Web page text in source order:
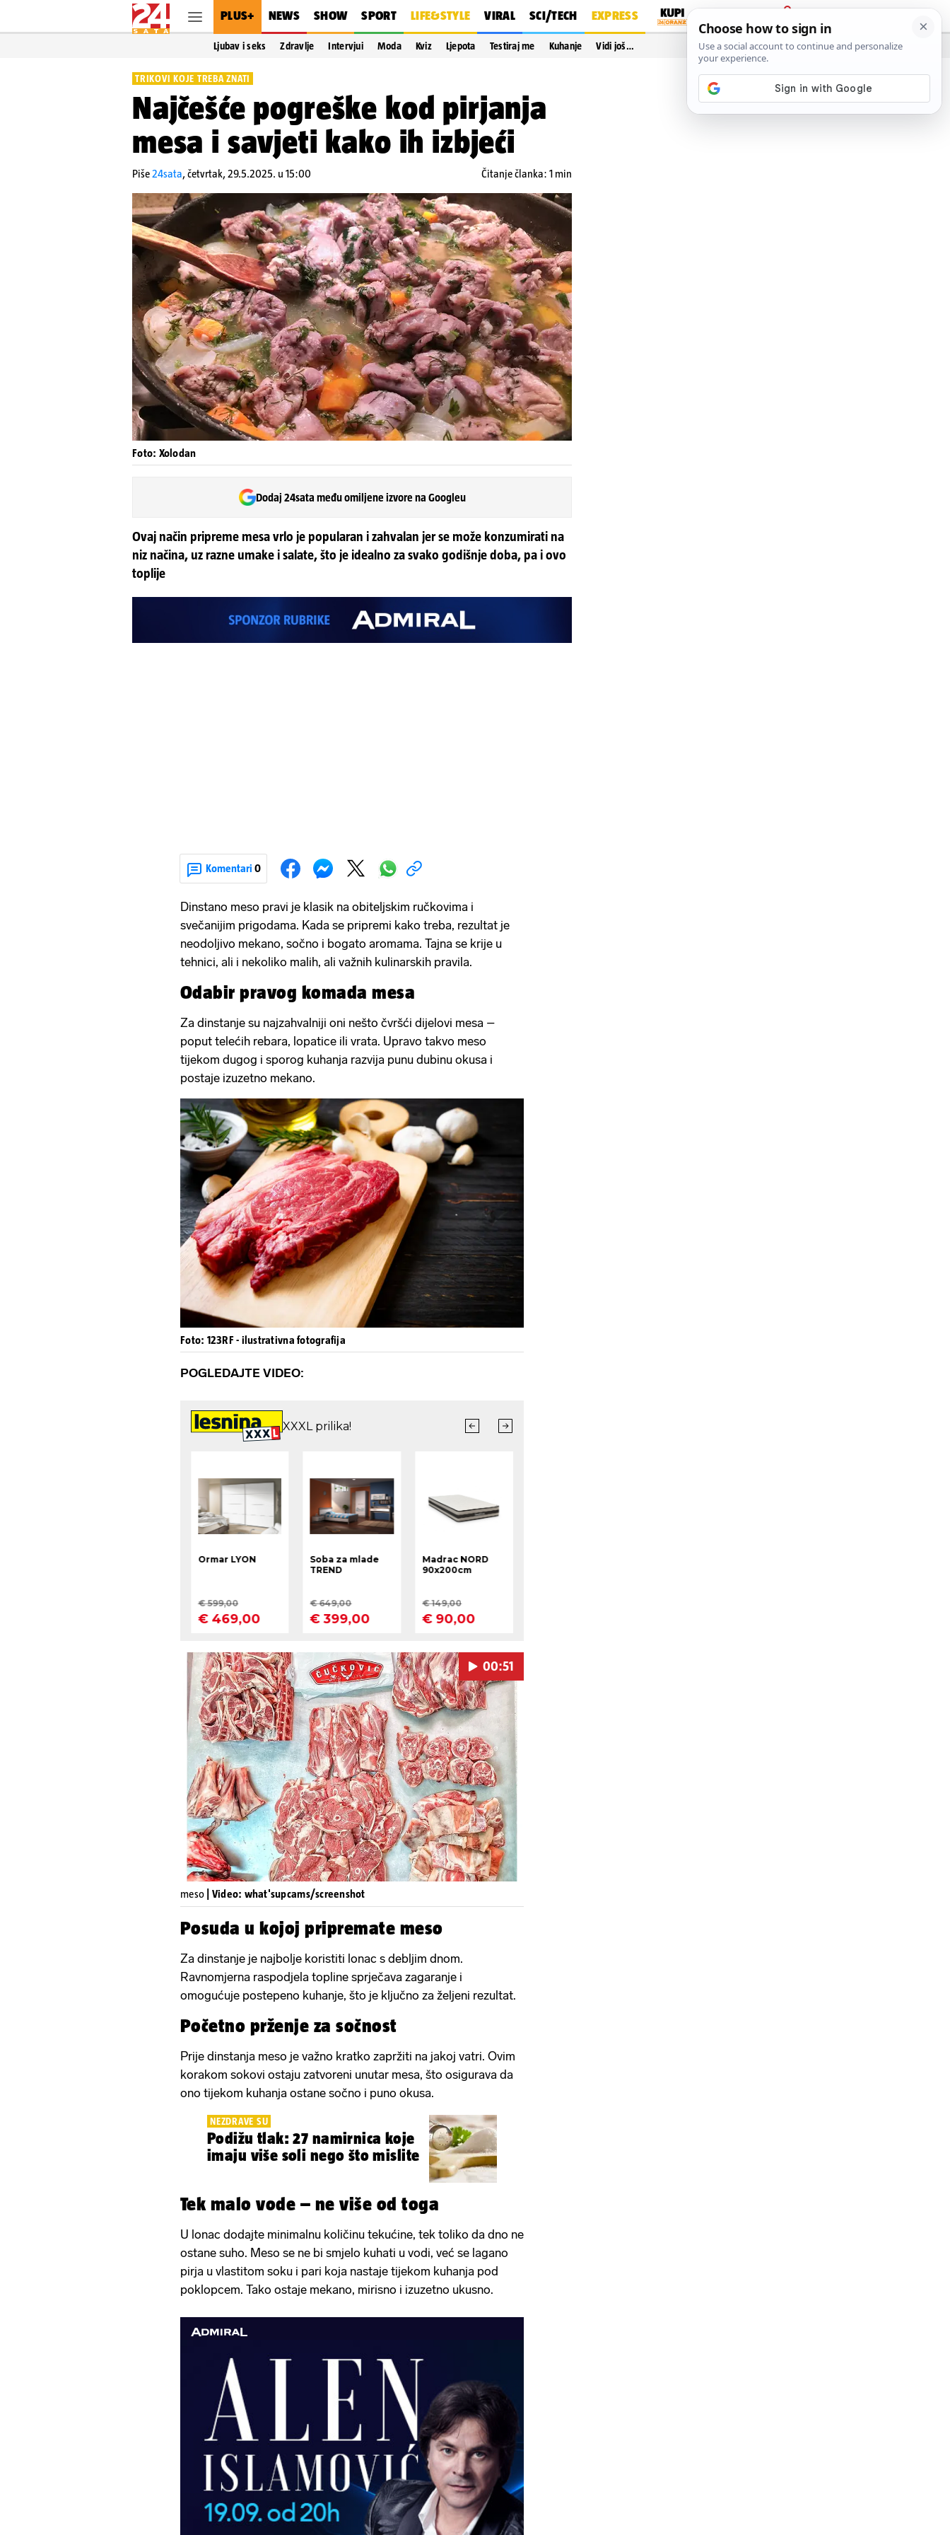
PLUS+ NEWS SHOW SPORT LIFE&STYLE VIRAL SCI/TECH EXPRESS
PRIJAVA
Ljubav i seks Zdravlje Intervjui Moda Kviz Ljepota Testiraj me Kuhanje Vidi još…
TRIKOVI KOJE TREBA ZNATI
Najčešće pogreške kod pirjanja
mesa i savjeti kako ih izbjeći
Piše24sata,četvrtak, 29.5.2025. u 15:00 Čitanje članka: 1 min
Foto: Xolodan
Dodaj 24sata među omiljene izvore na Googleu
Ovaj način pripreme mesa vrlo je popularan i zahvalan jer se može konzumirati na
niz načina, uz razne umake i salate, što je idealno za svako godišnje doba, pa i ovo
toplije
Komentari 0
Dinstano meso pravi je klasik na obiteljskim ručkovima i
svečanijim prigodama. Kada se pripremi kako treba, rezultat je
neodoljivo mekano, sočno i bogato aromama. Tajna se krije u
tehnici, ali i nekoliko malih, ali važnih kulinarskih pravila.
Odabir pravog komada mesa
Za dinstanje su najzahvalniji oni nešto čvršći dijelovi mesa –
poput telećih rebara, lopatice ili vrata. Upravo takvo meso
tijekom dugog i sporog kuhanja razvija punu dubinu okusa i
postaje izuzetno mekano.
Foto: 123RF - ilustrativna fotografija
POGLEDAJTE VIDEO:
Pokretanje videa...
00:51
meso | Video: what'supcams/screenshot
Posuda u kojoj pripremate meso
Za dinstanje je najbolje koristiti lonac s debljim dnom.
Ravnomjerna raspodjela topline sprječava zagaranje i
omogućuje postepeno kuhanje, što je ključno za željeni rezultat.
Početno prženje za sočnost
Prije dinstanja meso je važno kratko zapržiti na jakoj vatri. Ovim
korakom sokovi ostaju zatvoreni unutar mesa, što osigurava da
ono tijekom kuhanja ostane sočno i puno okusa.
NEZDRAVE SU
Podižu tlak: 27 namirnica koje
imaju više soli nego što mislite
Tek malo vode – ne više od toga
U lonac dodajte minimalnu količinu tekućine, tek toliko da dno ne
ostane suho. Meso se ne bi smjelo kuhati u vodi, već se lagano
pirja u vlastitom soku i pari koja nastaje tijekom kuhanja pod
poklopcem. Tako ostaje mekano, mirisno i izuzetno ukusno.